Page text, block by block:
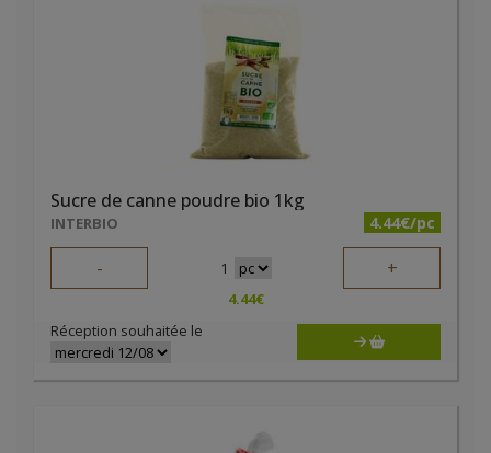
Sucre de canne poudre bio 1kg
INTERBIO 4.44€/pc
- 1 +
4.44€
Réception souhaitée le